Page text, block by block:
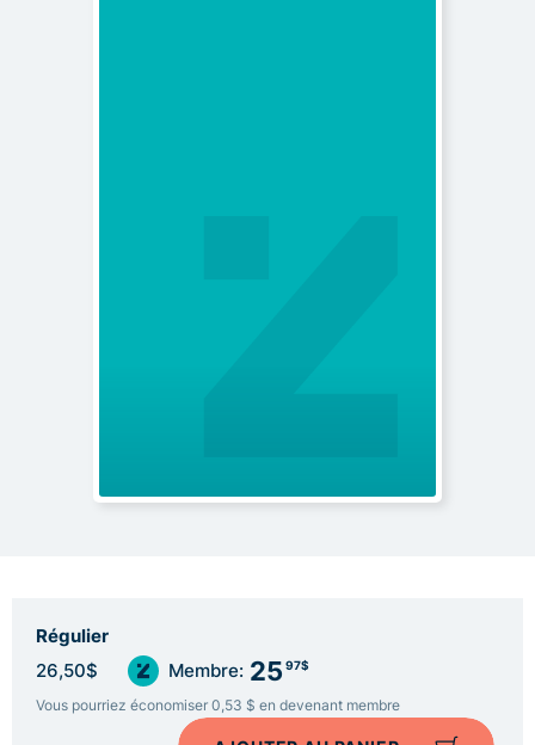
Régulier
26,50$ Membre: 25 97$
Vous pourriez économiser 0,53 $ en devenant membre